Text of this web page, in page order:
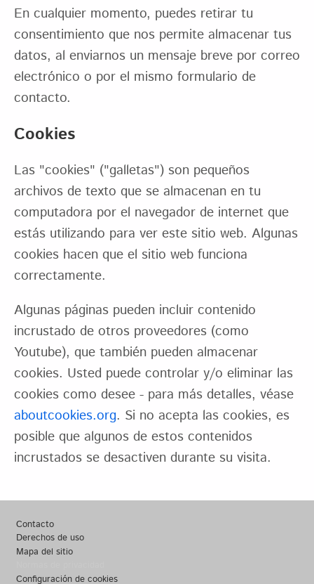
En cualquier momento, puedes retirar tu
consentimiento que nos permite almacenar tus
datos, al enviarnos un mensaje breve por correo
electrónico o por el mismo formulario de
contacto.
Cookies
Las "cookies" ("galletas") son pequeños
archivos de texto que se almacenan en tu
computadora por el navegador de internet que
estás utilizando para ver este sitio web. Algunas
cookies hacen que el sitio web funciona
correctamente.
Algunas páginas pueden incluir contenido
incrustado de otros proveedores (como
Youtube), que también pueden almacenar
cookies. Usted puede controlar y/o eliminar las
cookies como desee - para más detalles, véase
aboutcookies.org. Si no acepta las cookies, es
posible que algunos de estos contenidos
incrustados se desactiven durante su visita.
Contacto
Derechos de uso
Mapa del sitio
Configuración de cookies